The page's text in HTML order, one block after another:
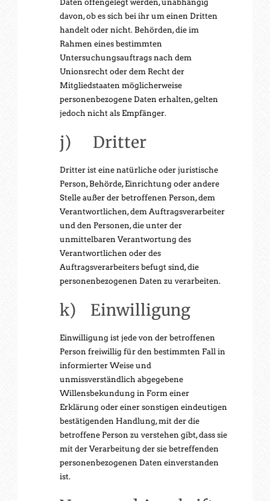
Daten offengelegt werden, unabhängig
davon, ob es sich bei ihr um einen Dritten
handelt oder nicht. Behörden, die im
Rahmen eines bestimmten
Untersuchungsauftrags nach dem
Unionsrecht oder dem Recht der
Mitgliedstaaten möglicherweise
personenbezogene Daten erhalten, gelten
jedoch nicht als Empfänger.
j) Dritter
Dritter ist eine natürliche oder juristische
Person, Behörde, Einrichtung oder andere
Stelle außer der betroffenen Person, dem
Verantwortlichen, dem Auftragsverarbeiter
und den Personen, die unter der
unmittelbaren Verantwortung des
Verantwortlichen oder des
Auftragsverarbeiters befugt sind, die
personenbezogenen Daten zu verarbeiten.
k) Einwilligung
Einwilligung ist jede von der betroffenen
Person freiwillig für den bestimmten Fall in
informierter Weise und
unmissverständlich abgegebene
Willensbekundung in Form einer
Erklärung oder einer sonstigen eindeutigen
bestätigenden Handlung, mit der die
betroffene Person zu verstehen gibt, dass sie
mit der Verarbeitung der sie betreffenden
personenbezogenen Daten einverstanden
ist.